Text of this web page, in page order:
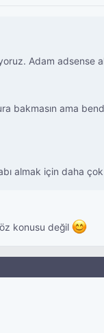
Adam adsense
bakmasın ama
almak için daha çok
konusu değil